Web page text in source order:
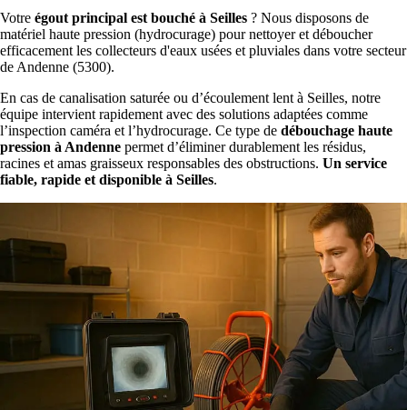
Votre égout principal est bouché à Seilles ? Nous disposons de
matériel haute pression (hydrocurage) pour nettoyer et déboucher
efficacement les collecteurs d'eaux usées et pluviales dans votre secteur
de Andenne (5300).
En cas de canalisation saturée ou d’écoulement lent à Seilles, notre
équipe intervient rapidement avec des solutions adaptées comme
l’inspection caméra et l’hydrocurage. Ce type de débouchage haute
pression à Andenne permet d’éliminer durablement les résidus,
racines et amas graisseux responsables des obstructions. Un service
fiable, rapide et disponible à Seilles.